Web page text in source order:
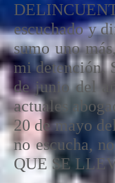
escuchado y
sumo uno
mi detención.
de junio del
actuales
20 de mayo
no escucha,
QUE SE